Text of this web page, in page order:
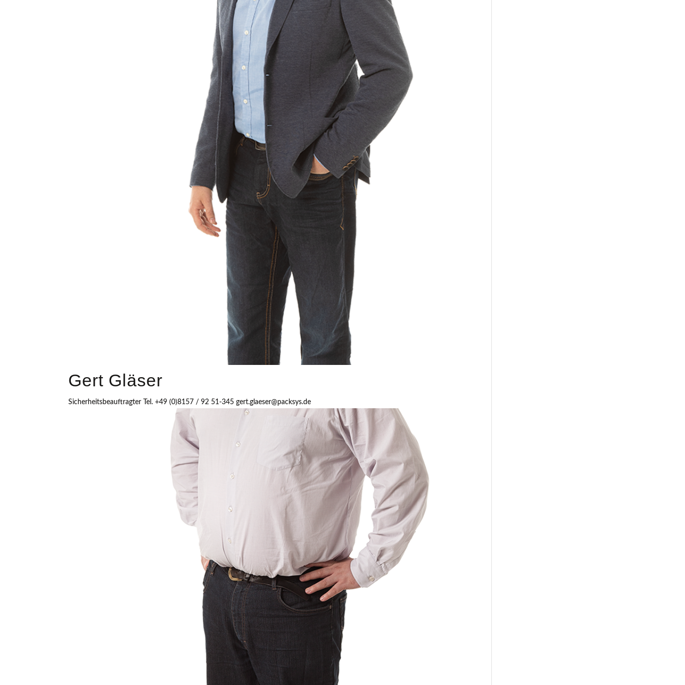
Gert Gläser
Sicherheitsbeauftragter Tel. +49 (0)8157 / 92 51-345 gert.glaeser@packsys.de